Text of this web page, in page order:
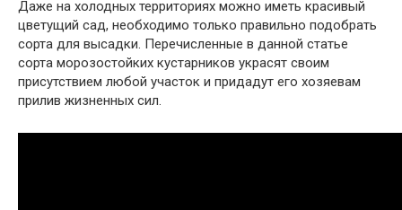
Даже на холодных территориях можно иметь красивый
цветущий сад, необходимо только правильно подобрать
сорта для высадки. Перечисленные в данной статье
сорта морозостойких кустарников украсят своим
присутствием любой участок и придадут его хозяевам
прилив жизненных сил.